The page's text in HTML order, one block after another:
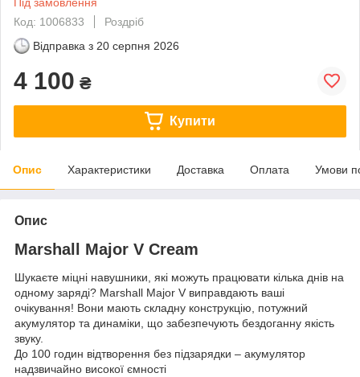
Код: 1006833
Роздріб
Відправка з 20 серпня 2026
4 100 ₴
Купити
Опис Характеристики Доставка Оплата Умови
Опис
Marshall Major V Cream
Шукаєте міцні навушники, які можуть працювати кілька днів на
одному заряді? Marshall Major V виправдають ваші
очікування! Вони мають складну конструкцію, потужний
акумулятор та динаміки, що забезпечують бездоганну якість
звуку.
До 100 годин відтворення без підзарядки – акумулятор
надзвичайно високої ємності